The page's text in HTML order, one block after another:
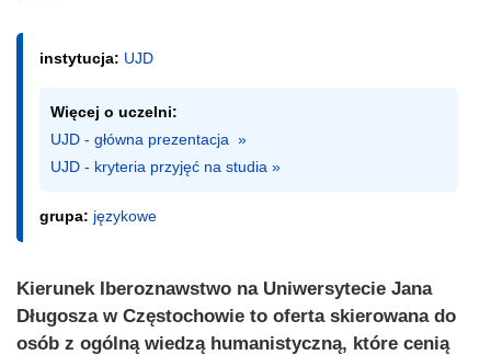
instytucja: UJD
Więcej o uczelni:
UJD - główna prezentacja  »
UJD - kryteria przyjęć na studia »
grupa: językowe
Kierunek Iberoznawstwo na Uniwersytecie Jana
Długosza w Częstochowie to oferta skierowana do
osób z ogólną wiedzą humanistyczną, które cenią